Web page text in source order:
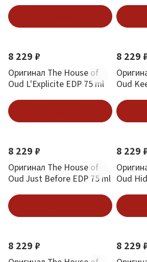
8 229 ₽
Оригинал The House of
Oud L'Explicite EDP 75 ml
8 229
Oud
8 229 ₽
Оригинал The House of
Oud Just Before EDP 75 ml
8 229
Oud
8 229 ₽ 8 229